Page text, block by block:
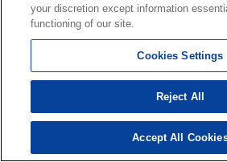
賃貸(マンション・アパート・一
戸建て)
月極駐車
中古マンション
売り土地 売り店舗
検索結果を
your discretion except information
functioning of our site.
Cookies Settings
Reject All
Accept All